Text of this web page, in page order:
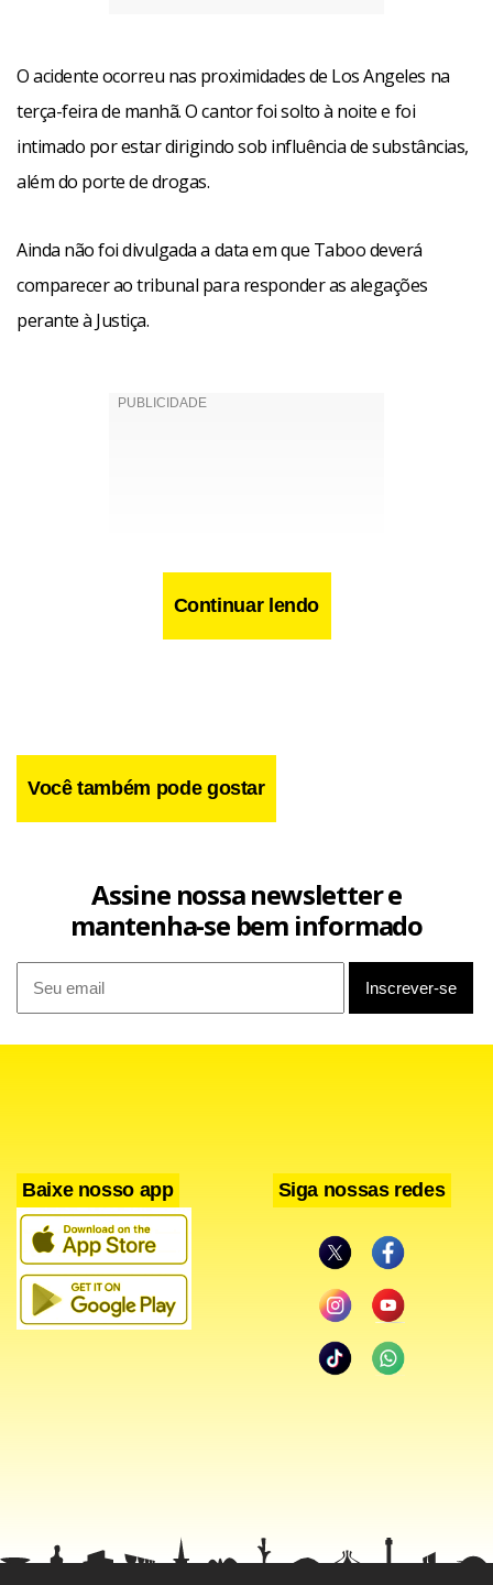
O acidente ocorreu nas proximidades de Los Angeles na
terça-feira de manhã. O cantor foi solto à noite e foi
intimado por estar dirigindo sob influência de substâncias,
além do porte de drogas.
Ainda não foi divulgada a data em que Taboo deverá
comparecer ao tribunal para responder as alegações
perante à Justiça.
Continuar lendo
Você também pode gostar
Assine nossa newsletter e
mantenha-se bem informado
Baixe nosso app Siga nossas redes